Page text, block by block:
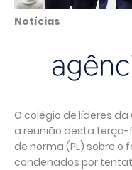
Notícias
O colégio de líderes
a reunião desta terça-
de norma (PL) sobre o
condenados por